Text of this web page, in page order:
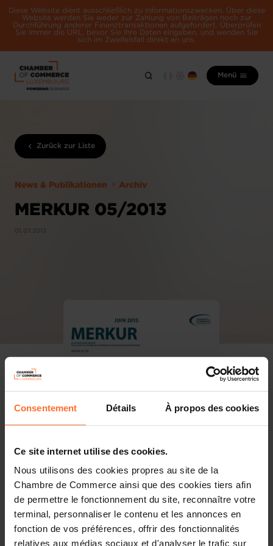
Consentement Détails À propos des cookies
Ce site internet utilise des cookies.
Nous utilisons des cookies propres au site de la
Chambre de Commerce ainsi que des cookies tiers afin
de permettre le fonctionnement du site, reconnaître votre
terminal, personnaliser le contenu et les annonces en
fonction de vos préférences, offrir des fonctionnalités
relatives aux médias sociaux et d'analyser le trafic sur
Diese Website dient ausschließlich zu Informationszwecken. Über diese
Website werden Sie weder zur Zahlung von Beiträgen noch zur
Durchführung anderer Finanztransaktionen aufgefordert. Überprüfen
Sie immer die URL, bevor Sie Ihre Daten eingeben, und wenden Sie
sich im Zweifelsfall direkt an uns.
Menü
Zurück zur Liste
News & Publikationen Archiv
MERKUR 05/2013
PDF, 6.0 MB